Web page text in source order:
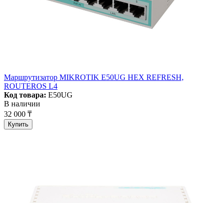
Маршрутизатор MIKROTIK E50UG HEX REFRESH,
ROUTEROS L4
Код товара: E50UG
В наличии
32 000 ₸
Купить